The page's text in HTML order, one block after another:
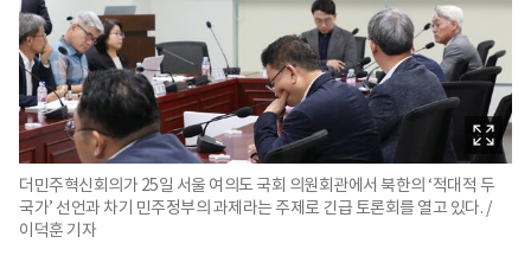
더민주혁신회의가 25일 서울 여의도 국회 의원회관에서 북한의 ‘적대적 두
국가’ 선언과 차기 민주정부의 과제라는 주제로 긴급 토론회를 열고 있다. /
이덕훈 기자